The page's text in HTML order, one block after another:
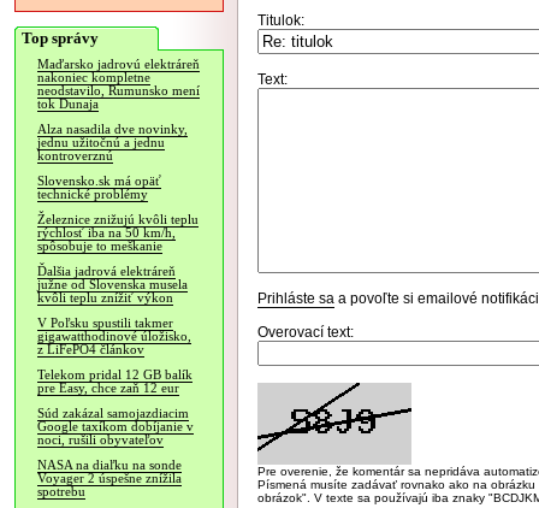
Top správy
Maďarsko jadrovú elektráreň
nakoniec kompletne
neodstavilo, Rumunsko mení
tok Dunaja
Alza nasadila dve novinky,
jednu užitočnú a jednu
kontroverznú
Slovensko.sk má opäť
technické problémy
Železnice znižujú kvôli teplu
rýchlosť iba na 50 km/h,
spôsobuje to meškanie
Ďalšia jadrová elektráreň
južne od Slovenska musela
kvôli teplu znížiť výkon
V Poľsku spustili takmer
gigawatthodinové úložisko,
z LiFePO4 článkov
Telekom pridal 12 GB balík
pre Easy, chce zaň 12 eur
Súd zakázal samojazdiacim
Google taxíkom dobíjanie v
noci, rušili obyvateľov
NASA na diaľku na sonde
Voyager 2 úspešne znížila
spotrebu
Titulok:
Text:
Prihláste sa a povoľte si emailové
Overovací text:
Pre overenie, že komentár sa nepridáva
Písmená musíte zadávať rovnako ako na
obrázok". V texte sa používajú iba znaky